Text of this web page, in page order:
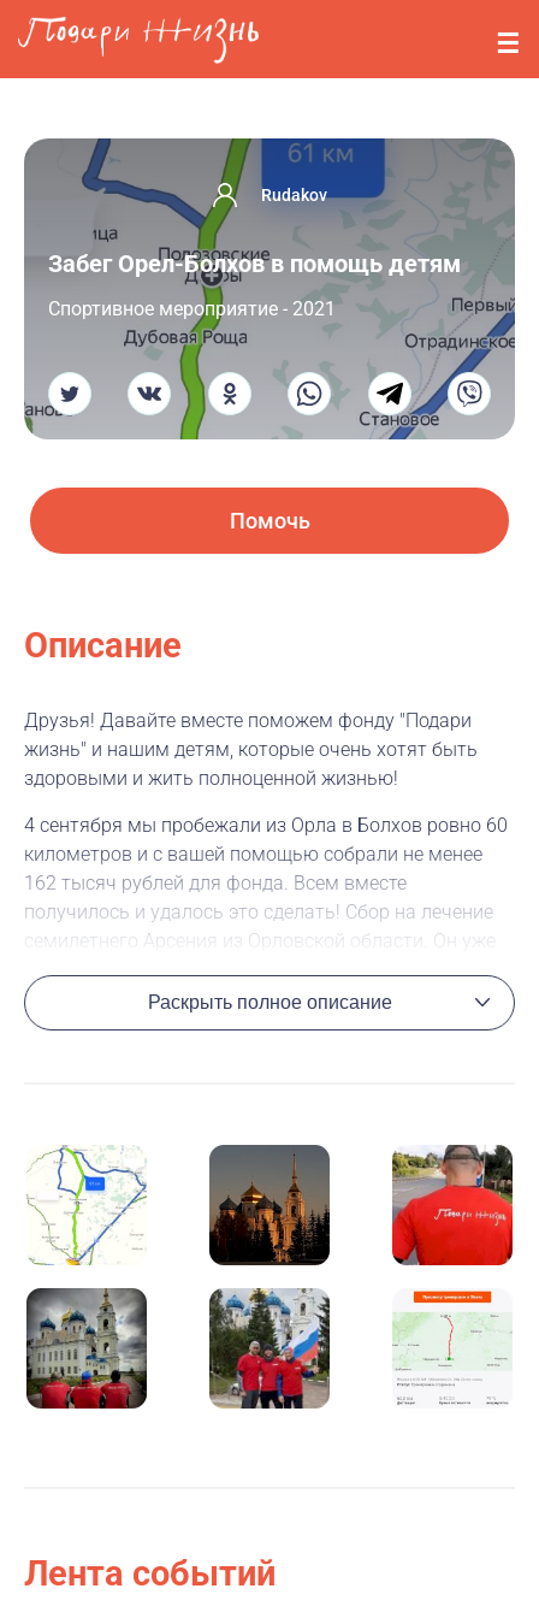
Перейти к основному содержанию
События
О нас
Вопросы
Войти
Регистрация
Rudakov
Забег Орел-Болхов в помощь детям
Cпортивное мероприятие - 2021
Помочь
Описание
Друзья! Давайте вместе поможем фонду "Подари
жизнь" и нашим детям, которые очень хотят быть
здоровыми и жить полноценной жизнью!
4 сентября мы пробежали из Орла в Болхов ровно 60
километров и с вашей помощью собрали не менее
162 тысяч рублей для фонда. Всем вместе
получилось и удалось это сделать! Сбор на лечение
семилетнего Арсения из Орловской области. Он уже
во второй раз болеет лейкозом. Первый раз он болел
два с половиной года назад, лечился в Орле,
некоторое время все было хорошо, но потом болезнь,
протоколу лечения требуется препарат "Блинцито",
который многократно повышает шансы на успех. Он
дорого стоит (161 378 руб. 1 флакон), а в клинике его
нет, и лечащие врачи Арсения попросили фонд о
помощи. А мы обращаемся к вам, друзья.
Александр Бурмистров:Однажды, много лет назад, я
обрел друзей в незнакомом для себя городе. С тех пор
жизнь нас раскидала, но через 18 лет мы снова
встретились в родном для меня Орле за увлечением,
каждого из нас в отдельности не выполнима. Мы
Раскрыть полное описание
Лента событий